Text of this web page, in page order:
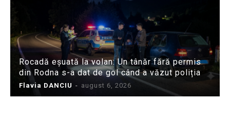
Rocadă eșuată la volan: Un tânăr fără permis
din Rodna s-a dat de gol când a văzut poliția
Flavia DANCIU - august 6, 2026